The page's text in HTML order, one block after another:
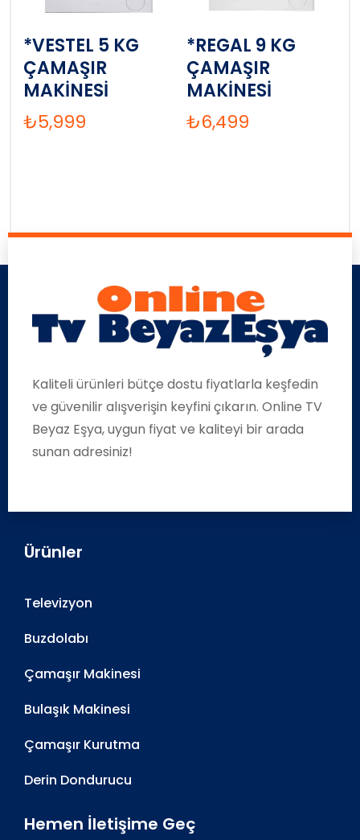
*VESTEL 5 KG
ÇAMAŞIR
MAKİNESİ
₺5,999
*REGAL 9 KG
ÇAMAŞIR
MAKİNESİ
₺6,499
Kaliteli ürünleri bütçe dostu fiyatlarla keşfedin
ve güvenilir alışverişin keyfini çıkarın. Online TV
Beyaz Eşya, uygun fiyat ve kaliteyi bir arada
sunan adresiniz!
Ürünler
Televizyon
Buzdolabı
Çamaşır Makinesi
Bulaşık Makinesi
Çamaşır Kurutma
Derin Dondurucu
Hemen İletişime Geç